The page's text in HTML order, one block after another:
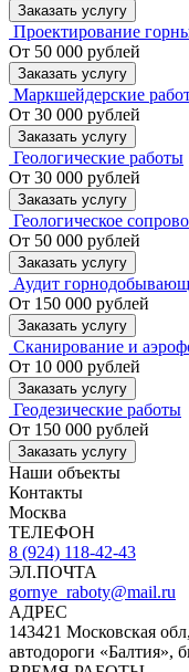
Заказать услугу
Проектирование
От 50 000 рублей
Заказать услугу
Маркшейдерские
От 30 000 рублей
Заказать услугу
Геологические работы
От 30 000 рублей
Заказать услугу
Геологическое
От 50 000 рублей
Заказать услугу
Аудит
От 150 000 рублей
Заказать услугу
Сканирование и
От 10 000 рублей
Заказать услугу
Геодезические работы
От 150 000 рублей
Заказать услугу
Наши объекты
Контакты
Москва
ТЕЛЕФОН
8 (924) 118-42-43
ЭЛ.ПОЧТА
gornye_raboty@mail.ru
АДРЕС
143421 Московская
автодороги «Балтия»,